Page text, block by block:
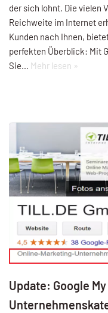
der sich lohnt. Die vielen
Reichweite im Internet
Kunden nach Ihnen,
perfekten Überblick: Mit
Sie…
Mehr lesen »
Update: Google